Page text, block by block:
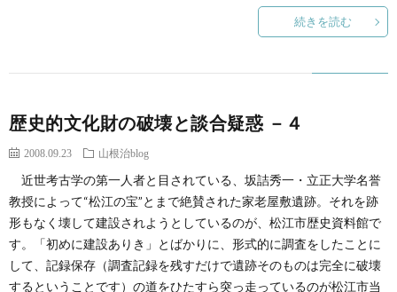
続きを読む
歴史的文化財の破壊と談合疑惑 －４
2008.09.23 山根治blog
近世考古学の第一人者と目されている、坂詰秀一・立正大学名誉
教授によって“松江の宝”とまで絶賛された家老屋敷遺跡。それを跡
形もなく壊して建設されようとしているのが、松江市歴史資料館で
す。「初めに建設ありき」とばかりに、形式的に調査をしたことに
して、記録保存（調査記録を残すだけで遺跡そのものは完全に破壊
するということです）の道をひたすら突っ走っているのが松江市当